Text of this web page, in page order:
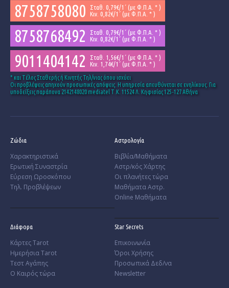
8758758080
Σταθ. 0,79€/1΄ (με Φ.Π.Α. * )
Κιν. 0,82€/1΄ (με Φ.Π.Α. * )
8758768492
Σταθ. 0,79€/1΄ (με Φ.Π.Α. * )
Κιν. 0,82€/1΄ (με Φ.Π.Α. * )
9011404142
Σταθ. 1,56€/1΄ (με Φ.Π.Α. * )
Κιν. 1,74€/1΄ (με Φ.Π.Α. * )
* και Tέλος Σταθερής ή Κινητής Τηλ/νιας όπου ισχύει
Οι προβλέψεις απηχούν προσωπικές απόψεις. Η υπηρεσία απευθύνεται σε ενηλίκους. Για
υποδείξεις παράπονα 2142148020 mediatel Τ.Κ. 11524 Λ. Κηφισίας 125-127 Αθήνα
Ζώδια
Χαρακτηριστικά
­Ερωτική Συναστρία
­Εύρεση Ωροσκόπου
Τηλ. Προβλέψεων
Αστρολογία
Βιβλία/Μαθήματα
Αστρ/κός Χάρτης
Οι πλανήτες τώρα
Μαθήματα Αστρ.
Online Μαθήματα
Διάφορα
Κάρτες Tarot
Ημερήσια Tarot
Τεστ Αγάπης
Ο Καιρός τώρα
Star Secrets
Επικοινωνία
Όροι Χρήσης
Προσωπικά Δεδ/να
Newsletter